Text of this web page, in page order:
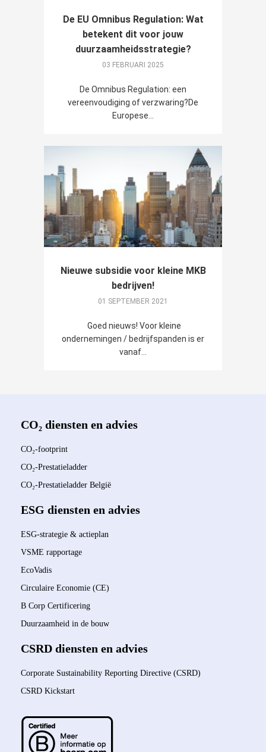
De EU Omnibus Regulation: Wat
betekent dit voor jouw
duurzaamheidsstrategie?
03 FEBRUARI 2025
De Omnibus Regulation: een
vereenvoudiging of verzwaring?De
Europese...
Nieuwe subsidie voor kleine MKB
bedrijven!
01 SEPTEMBER 2021
Goed nieuws! Voor kleine
ondernemingen / bedrijfspanden is er
vanaf...
CO₂ diensten en advies
CO₂-footprint
CO₂-Prestatieladder
CO₂-Prestatieladder België
ESG diensten en advies
ESG-strategie & actieplan
VSME rapportage
EcoVadis
Circulaire Economie (CE)
B Corp Certificering
Duurzaamheid in de bouw
CSRD diensten en advies
Corporate Sustainability Reporting Directive (CSRD)
CSRD Kickstart